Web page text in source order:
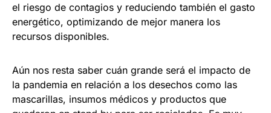
el riesgo de contagios y reduciendo también el gasto
energético, optimizando de mejor manera los
recursos disponibles.
Aún nos resta saber cuán grande será el impacto de
la pandemia en relación a los desechos como las
mascarillas, insumos médicos y productos que